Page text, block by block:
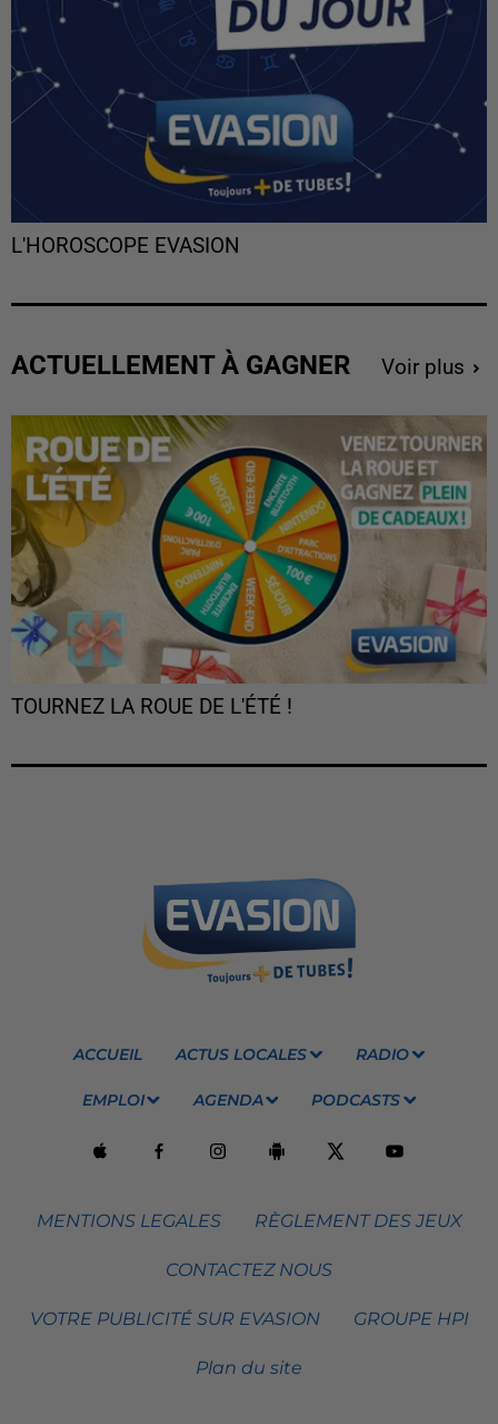
L'HOROSCOPE EVASION
ACTUELLEMENT À GAGNER Voir plus
TOURNEZ LA ROUE DE L'ÉTÉ !
ACCUEIL ACTUS LOCALES RADIO
EMPLOI AGENDA PODCASTS
MENTIONS LEGALES RÈGLEMENT DES JEUX
CONTACTEZ NOUS
VOTRE PUBLICITÉ SUR EVASION GROUPE HPI
Plan du site